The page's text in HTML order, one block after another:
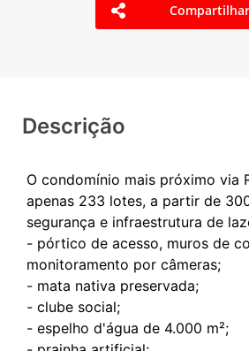
Compartilhar
Descrição
O condomínio mais próximo via
apenas 233 lotes, a partir de
segurança e infraestrutura de
- pórtico de acesso, muros de
monitoramento por câmeras;
- mata nativa preservada;
- clube social;
- espelho d'água de 4.000 m²;